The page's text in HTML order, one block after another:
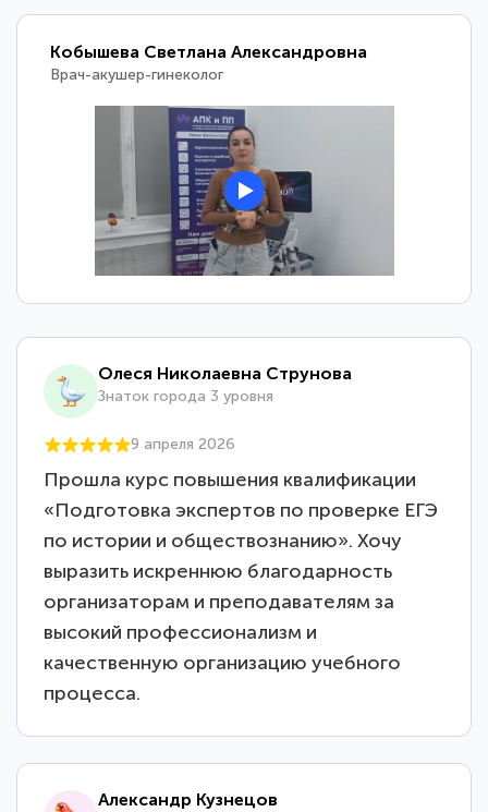
Кобышева Светлана Александровна
Врач-акушер-гинеколог
Олеся Николаевна Струнова
Знаток города 3 уровня
9 апреля 2026
Прошла курс повышения квалификации
«Подготовка экспертов по проверке ЕГЭ
по истории и обществознанию». Хочу
выразить искреннюю благодарность
организаторам и преподавателям за
высокий профессионализм и
качественную организацию учебного
процесса.
Александр Кузнецов